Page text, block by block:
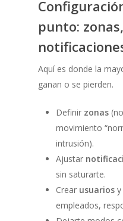
punto:
Aquí es donde la
ganan o se pierden.
Definir zonas
movimiento
intrusión).
Ajustar
sin saturarte.
Crear usuarios
empleados,